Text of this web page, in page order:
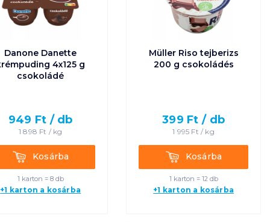
Ár szerint csökkenő
növekvő
Termék neve A-Z
Termék neve Z-A
Danone Danette
4x125 g
csokoládé
949 Ft / db
1 898 Ft / kg
KosárbaKosárba
1 karton = 8 db
+1 karton a kosárba
Müller Riso tejberizs
200 g csokoládés
399 Ft / db
1 995 Ft / kg
KosárbaKosárba
1 karton = 12 db
+1 karton a kosárba